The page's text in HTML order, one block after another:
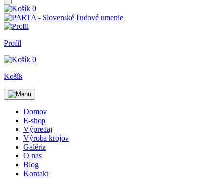
0
Profil
0
Košík
Domov
E-shop
Výpredaj
Výroba krojov
Galéria
O nás
Blog
Kontakt